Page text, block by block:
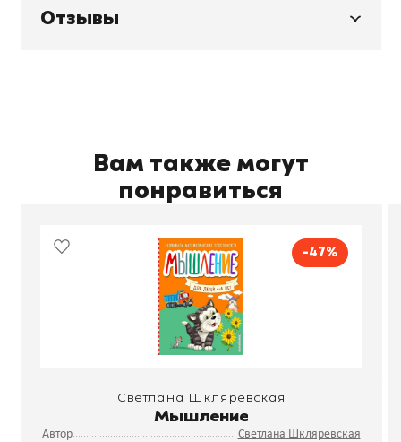
Отзывы
Вам также могут
понравиться
-47%
Светлана Шкляревская
Мышление
Автор
Светлана Шкляревская